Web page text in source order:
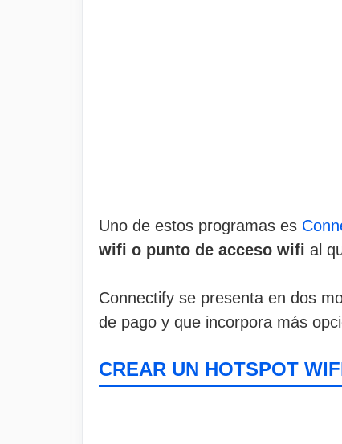
Uno de estos programas es
wifi o punto de acceso wifi al
Connectify se presenta en dos
de pago y que incorpora más
CREAR UN HOTSPOT